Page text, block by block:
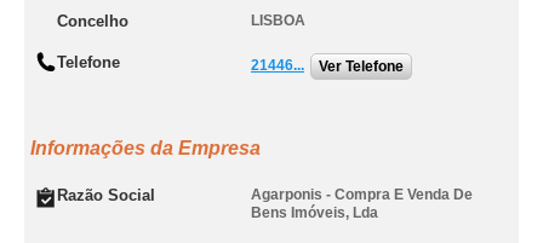
Concelho LISBOA
Telefone 21446... Ver Telefone
Informações da Empresa
Razão Social
Agarponis - Compra E Venda De
Bens Imóveis, Lda